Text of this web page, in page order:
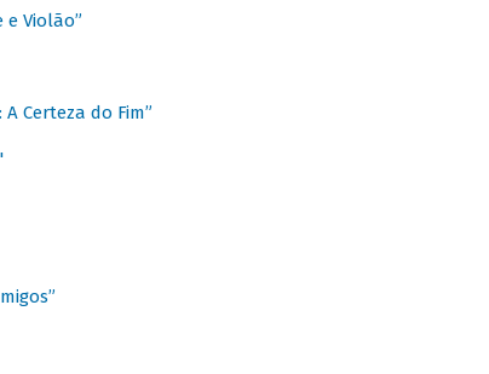
e Violão”
Certeza do Fim”